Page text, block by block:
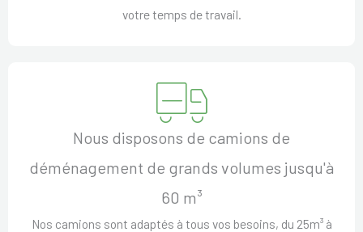
votre temps de travail.
Nous disposons de camions de
déménagement de grands volumes jusqu'à
60 m³
Nos camions sont adaptés à tous vos besoins, du 25m³ à